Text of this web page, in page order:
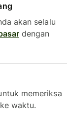
akan selalu
dengan
memeriksa
waktu.